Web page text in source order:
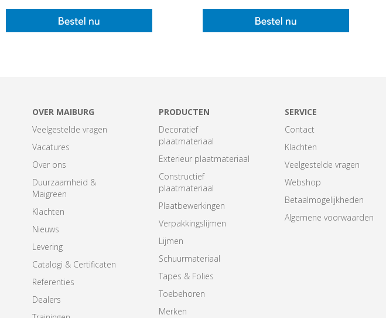
OVER MAIBURG
Veelgestelde vragen
Vacatures
Over ons
Duurzaamheid &
Maigreen
Klachten
Nieuws
Levering
Catalogi & Certificaten
Referenties
Dealers
PRODUCTEN
Decoratief
plaatmateriaal
Exterieur plaatmateriaal
Constructief
plaatmateriaal
Plaatbewerkingen
Verpakkingslijmen
Lijmen
Schuurmateriaal
Tapes & Folies
Toebehoren
Merken
SERVICE
Contact
Klachten
Veelgestelde vragen
Webshop
Betaalmogelijkheden
Algemene voorwaarden